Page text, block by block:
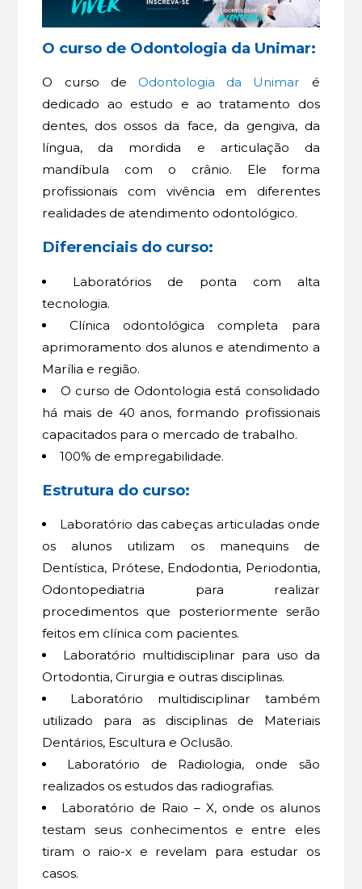
O curso de Odontologia da Unimar:
O curso de Odontologia da Unimar é
dedicado ao estudo e ao tratamento dos
dentes, dos ossos da face, da gengiva, da
língua, da mordida e articulação da
mandíbula com o crânio. Ele forma
profissionais com vivência em diferentes
realidades de atendimento odontológico.
Diferenciais do curso:
Laboratórios de ponta com alta
tecnologia.
Clínica odontológica completa para
aprimoramento dos alunos e atendimento a
Marília e região.
O curso de Odontologia está consolidado
há mais de 40 anos, formando profissionais
capacitados para o mercado de trabalho.
100% de empregabilidade.
Estrutura do curso:
Laboratório das cabeças articuladas onde
os alunos utilizam os manequins de
Dentística, Prótese, Endodontia, Periodontia,
Odontopediatria para realizar
procedimentos que posteriormente serão
feitos em clínica com pacientes.
Laboratório multidisciplinar para uso da
Ortodontia, Cirurgia e outras disciplinas.
Laboratório multidisciplinar também
utilizado para as disciplinas de Materiais
Dentários, Escultura e Oclusão.
Laboratório de Radiologia, onde são
realizados os estudos das radiografias.
Laboratório de Raio – X, onde os alunos
testam seus conhecimentos e entre eles
tiram o raio-x e revelam para estudar os
casos.